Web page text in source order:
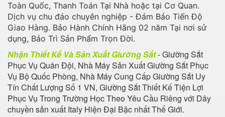
Toàn Quốc, Thanh Toán Tại Nhà hoặc tại Cơ Quan.
Dịch vụ chu đáo chuyên nghiệp - Đảm Bảo Tiến Độ
Giao Hàng. Bảo Hành Chính Hãng 02 năm Tại nơi sử
dụng, Bảo Trì Sản Phẩm Trọn Đời.
Nhận Thiết Kế Và Sản Xuất Giường Sắt- Giường Sắt
Phục Vụ Quân Đội, Nhà Máy Sản Xuất Giường Sắt Phục
Vụ Bộ Quốc Phòng, Nhà Máy Cung Cấp Giường Sắt Uy
Tín Chất Lượng Số 1 VN, Giường Sắt Thiết Kế Tiện Lợi
Phục Vụ Trong Trường Học Theo Yêu Cầu Riêng với Dây
chuyền sản xuất Italy Hiện Đại Bậc nhất Thế Giới.